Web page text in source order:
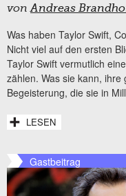
vonAndreas
Was haben Taylor Swift,
Nicht viel auf den ersten
Taylor Swift vermutlich
zählen. Was sie kann,
Begeisterung, die sie in
LESEN
Gastbeitrag